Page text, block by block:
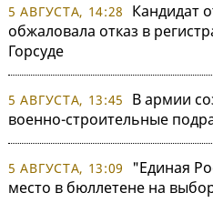
5 АВГУСТА, 14:28
Кандидат
обжаловала отказ в
Горсуде
5 АВГУСТА, 13:45
В армии
военно-строительные
5 АВГУСТА, 13:09
"Единая
место в бюллетене на